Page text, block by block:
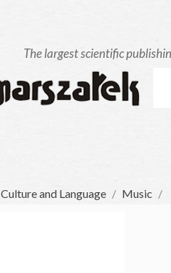
Culture and Language Music